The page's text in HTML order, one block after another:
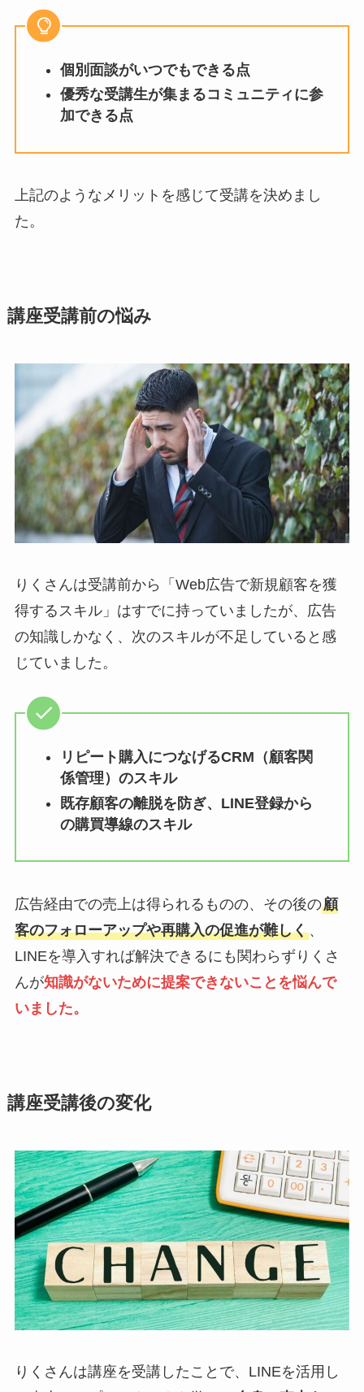
個別面談がいつでもできる点
優秀な受講生が集まるコミュニティに参
加できる点
上記のようなメリットを感じて受講を決めまし
た。
講座受講前の悩み
りくさんは受講前から「Web広告で新規顧客を獲
得するスキル」はすでに持っていましたが、広告
の知識しかなく、次のスキルが不足していると感
じていました。
リピート購入につなげるCRM（顧客関
係管理）のスキル
既存顧客の離脱を防ぎ、LINE登録から
の購買導線のスキル
広告経由での売上は得られるものの、その後の顧
客のフォローアップや再購入の促進が難しく、
LINEを導入すれば解決できるにも関わらずりくさ
んが知識がないために提案できないことを悩んで
いました。
講座受講後の変化
りくさんは講座を受講したことで、LINEを活用し